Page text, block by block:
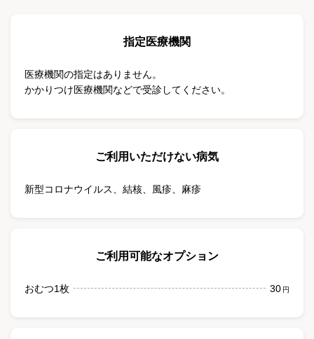
指定医療機関
医療機関の指定はありません。
かかりつけ医療機関などで受診してください。
ご利用いただけない病気
新型コロナウイルス 結核 風疹 麻疹
ご利用可能なオプション
おむつ1枚 30 円